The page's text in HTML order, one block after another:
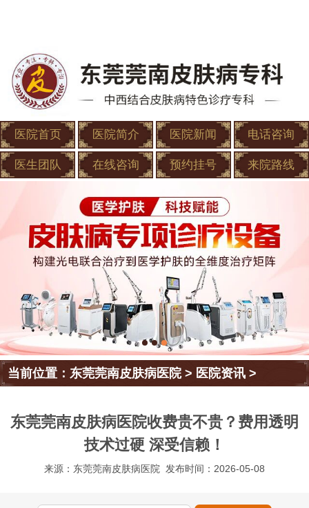
医院首页 医院简介 医院新闻 电话咨询
医生团队 在线咨询 预约挂号 来院路线
当前位置：东莞莞南皮肤病医院> 医院资讯 >
东莞莞南皮肤病医院收费贵不贵？费用透明
技术过硬 深受信赖！
来源：东莞莞南皮肤病医院 发布时间：2026-05-08